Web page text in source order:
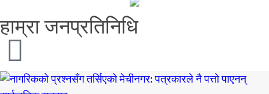
हाम्रा जनप्रतिनिधि